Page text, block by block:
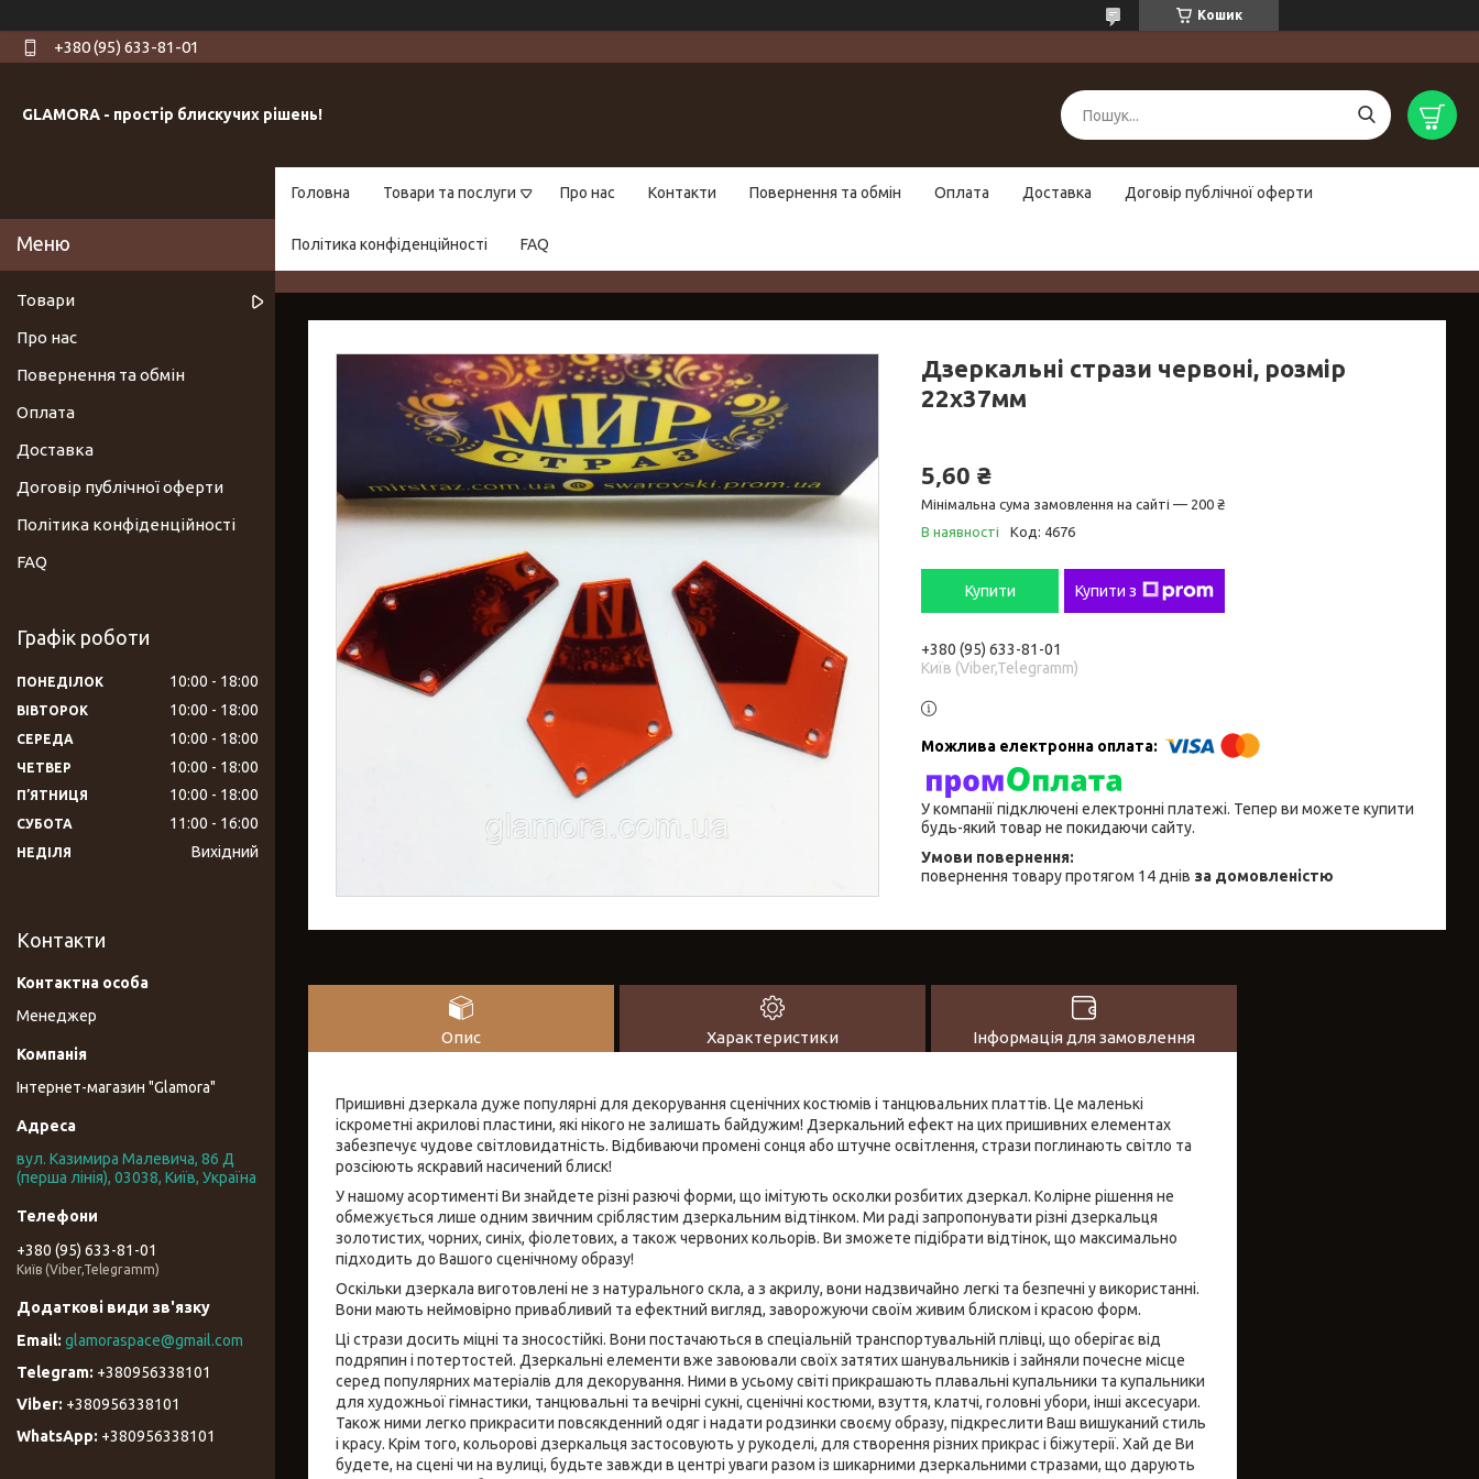
Кошик
+380 (95) 633-81-01
GLAMORA - простір блискучих рішень!
Головна Товари та послуги Про нас Контакти Повернення та обмін Оплата Доставка Договір публічної оферти
Політика конфіденційності FAQ
Дзеркальні стрази червоні, розмір
22х37мм
5,60 ₴
Мінімальна сума замовлення на сайті — 200 ₴
В наявності
Код: 4676
Купити Купити з
+380 (95) 633-81-01
Київ (Viber,Telegramm)
У компанії підключені електронні платежі. Тепер ви можете купити
будь-який товар не покидаючи сайту.
повернення товару протягом 14 днів за домовленістю
Опис Характеристики Інформація для замовлення
Пришивні дзеркала дуже популярні для декорування сценічних костюмів і танцювальних платтів. Це маленькі
іскрометні акрилові пластини, які нікого не залишать байдужим! Дзеркальний ефект на цих пришивних елементах
забезпечує чудове світловидатність. Відбиваючи промені сонця або штучне освітлення, стрази поглинають світло та
розсіюють яскравий насичений блиск!
У нашому асортименті Ви знайдете різні разючі форми, що імітують осколки розбитих дзеркал. Колірне рішення не
обмежується лише одним звичним сріблястим дзеркальним відтінком. Ми раді запропонувати різні дзеркальця
золотистих, чорних, синіх, фіолетових, а також червоних кольорів. Ви зможете підібрати відтінок, що максимально
підходить до Вашого сценічному образу!
Оскільки дзеркала виготовлені не з натурального скла, а з акрилу, вони надзвичайно легкі та безпечні у використанні.
Вони мають неймовірно привабливий та ефектний вигляд, заворожуючи своїм живим блиском і красою форм.
Ці стрази досить міцні та зносостійкі. Вони постачаються в спеціальній транспортувальній плівці, що оберігає від
подряпин і потертостей. Дзеркальні елементи вже завоювали своїх затятих шанувальників і зайняли почесне місце
серед популярних матеріалів для декорування. Ними в усьому світі прикрашають плавальні купальники та купальники
для художньої гімнастики, танцювальні та вечірні сукні, сценічні костюми, взуття, клатчі, головні убори, інші аксесуари.
Також ними легко прикрасити повсякденний одяг і надати родзинки своєму образу, підкреслити Ваш вишуканий стиль
і красу. Крім того, кольорові дзеркальця застосовують у рукоделі, для створення різних прикрас і біжутерії. Хай де Ви
будете, на сцені чи на вулиці, будьте завжди в центрі уваги разом із шикарними дзеркальними стразами, що дарують
Товари
Про нас
Повернення та обмін
Оплата
Доставка
Договір публічної оферти
Політика конфіденційності
FAQ
Графік роботи
ПОНЕДІЛОК 10:00 18:00
ВІВТОРОК 10:00 18:00
СЕРЕДА 10:00 18:00
ЧЕТВЕР 10:00 18:00
ПʼЯТНИЦЯ 10:00 18:00
СУБОТА 11:00 16:00
НЕДІЛЯ Вихідний
Контакти
Менеджер
Інтернет-магазин "Glamora"
вул. Казимира Малевича, 86 Д
(перша лінія), 03038, Київ, Україна
+380 (95) 633-81-01
Київ (Viber,Telegramm)
glamoraspace@gmail.com
+380956338101
+380956338101
+380956338101